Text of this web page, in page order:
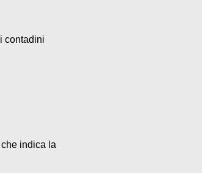
contadini
indica la